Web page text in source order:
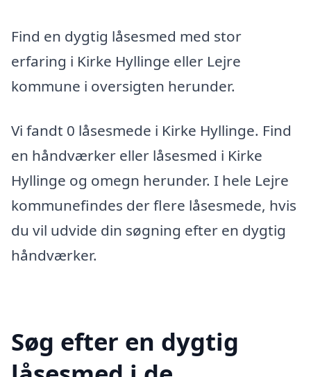
Find en dygtig låsesmed med stor
erfaring i Kirke Hyllinge eller Lejre
kommune i oversigten herunder.
Vi fandt 0 låsesmede i Kirke Hyllinge. Find
en håndværker eller låsesmed i Kirke
Hyllinge og omegn herunder. I hele Lejre
kommunefindes der flere låsesmede, hvis
du vil udvide din søgning efter en dygtig
håndværker.
Søg efter en dygtig